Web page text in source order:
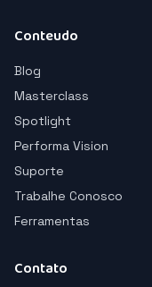
Conteudo
Blog
Masterclass
Spotlight
Performa Vision
Suporte
Trabalhe Conosco
Ferramentas
Contato